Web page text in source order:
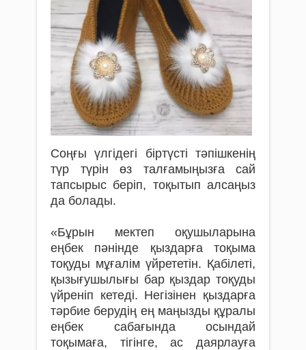
Соңғы үлгідегі біртүсті тәпішкенің
түр түрін өз талғамыңызға сай
тапсырыс беріп, тоқытып алсаңыз
да болады.
«Бұрын мектеп оқушыларына
еңбек пәнінде қыздарға тоқыма
тоқуды мұғалім үйрететін. Қабілеті,
қызығушылығы бар қыздар тоқуды
үйреніп кетеді. Негізінен қыздарға
тәрбие берудің ең маңызды құралы
еңбек сабағында осындай
тоқымаға, тігінге, ас даярлауға